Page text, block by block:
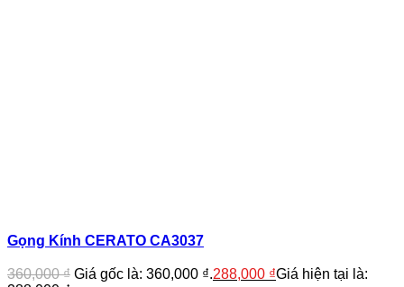
Gọng Kính CERATO CA3037
360,000₫ Giá gốc là: 360,000 ₫.288,000 ₫Giá hiện tại là: